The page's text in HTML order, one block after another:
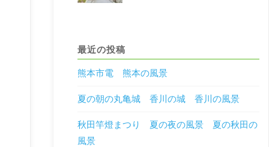
最近の投稿
熊本市電 熊本の風景
夏の朝の丸亀城 香川の城 香川の風景
秋田竿燈まつり 夏の夜の風景 夏の秋田の
風景